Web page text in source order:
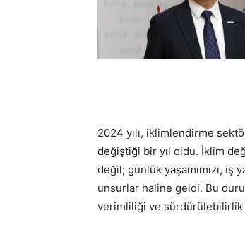
2024 yılı, iklimlendirme
değiştiği bir yıl oldu. İklim
değil; günlük yaşamımızı,
unsurlar haline geldi. Bu
verimliliği ve sürdürülebilirlik